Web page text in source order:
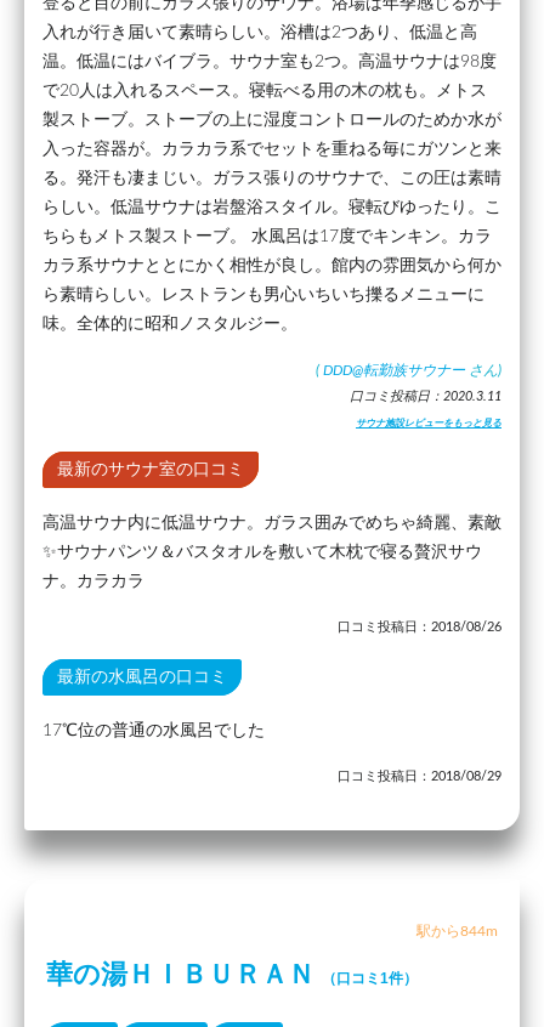
登ると目の前にガラス張りのサウナ。浴場は年季感じるが手
入れが行き届いて素晴らしい。浴槽は2つあり、低温と高
温。低温にはバイブラ。サウナ室も2つ。高温サウナは98度
で20人は入れるスペース。寝転べる用の木の枕も。メトス
製ストーブ。ストーブの上に湿度コントロールのためか水が
入った容器が。カラカラ系でセットを重ねる毎にガツンと来
る。発汗も凄まじい。ガラス張りのサウナで、この圧は素晴
らしい。低温サウナは岩盤浴スタイル。寝転びゆったり。こ
ちらもメトス製ストーブ。 水風呂は17度でキンキン。カラ
カラ系サウナととにかく相性が良し。館内の雰囲気から何か
ら素晴らしい。レストランも男心いちいち擽るメニューに
味。全体的に昭和ノスタルジー。
( DDD@転勤族サウナー さん)
口コミ投稿日：2020.3.11
サウナ施設レビューをもっと見る
最新のサウナ室の口コミ
高温サウナ内に低温サウナ。ガラス囲みでめちゃ綺麗、素敵
✨サウナパンツ＆バスタオルを敷いて木枕で寝る贅沢サウ
ナ。カラカラ
口コミ投稿日：2018/08/26
最新の水風呂の口コミ
17℃位の普通の水風呂でした
口コミ投稿日：2018/08/29
駅から844m
華の湯ＨＩＢＵＲＡＮ （口コミ1件）